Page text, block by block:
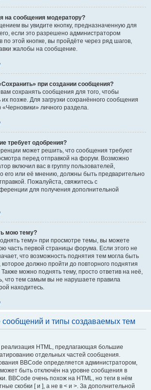
на сообщения модератору?
вы увидите кнопку, предназначенную для
если это разрешено администратором
этой кнопке, вы пройдёте через ряд шагов,
жалобы на сообщение.
при создании сообщения?
сохранять сообщения для того, чтобы
их позже. Для загрузки сохранённого сообщения
личного раздела.
требует одобрения?
может решить, что сообщения требуют
перед отправкой на форум. Возможно
включил вас в группу пользователей,
его или её мнению, должны быть предварительно
Пожалуйста, свяжитесь с
для получения дополнительной
мою тему?
тему» при просмотре темы, вы можете
часть первой страницы форума. Если этого не
что возможность поднятия тем могла быть
должно пройти до повторного поднятия
можно поднять тему, просто ответив на неё,
что тем самым вы не нарушаете правила
находитесь.
и типы создаваемых тем
HTML, предлагающая большие
отдельных частей сообщения.
BBCode определяется администратором,
быть отключён на уровне сообщения в
BBCode очень похож на HTML, но теги в нём
скобки [ и ], а не в < и >. За дополнительной